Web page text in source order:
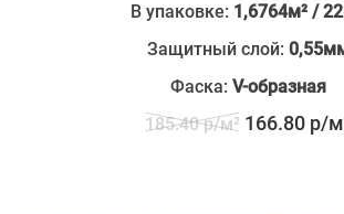
В упаковке: 1,6764м² /
Защитный слой:
Фаска: V-образная
185.40 р/м² 166.80 р/